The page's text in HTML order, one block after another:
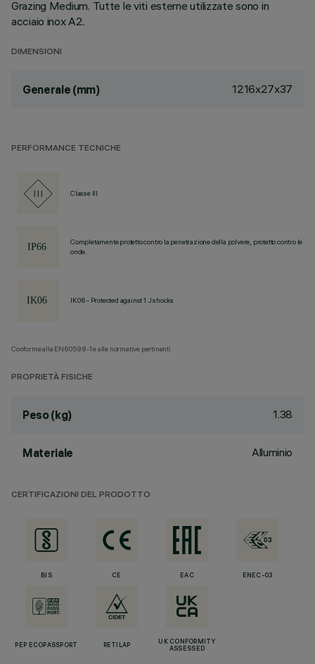
Grazing Medium. Tutte le viti esterne utilizzate sono in
acciaio inox A2.
DIMENSIONI
Generale (mm) 1216x27x37
PERFORMANCE TECNICHE
Classe III
Completamente protetto contro la penetrazione della polvere, protetto contro le
onde.
IK06 - Protected against 1 J shocks
Conforme alla EN60598-1 e alle normative pertinenti.
PROPRIETÀ FISICHE
Peso (kg) 1.38
Materiale Alluminio
CERTIFICAZIONI DEL PRODOTTO
BIS CE EAC ENEC-03
PEP ECOPASSPORT RETILAP
UK CONFORMITY
ASSESSED